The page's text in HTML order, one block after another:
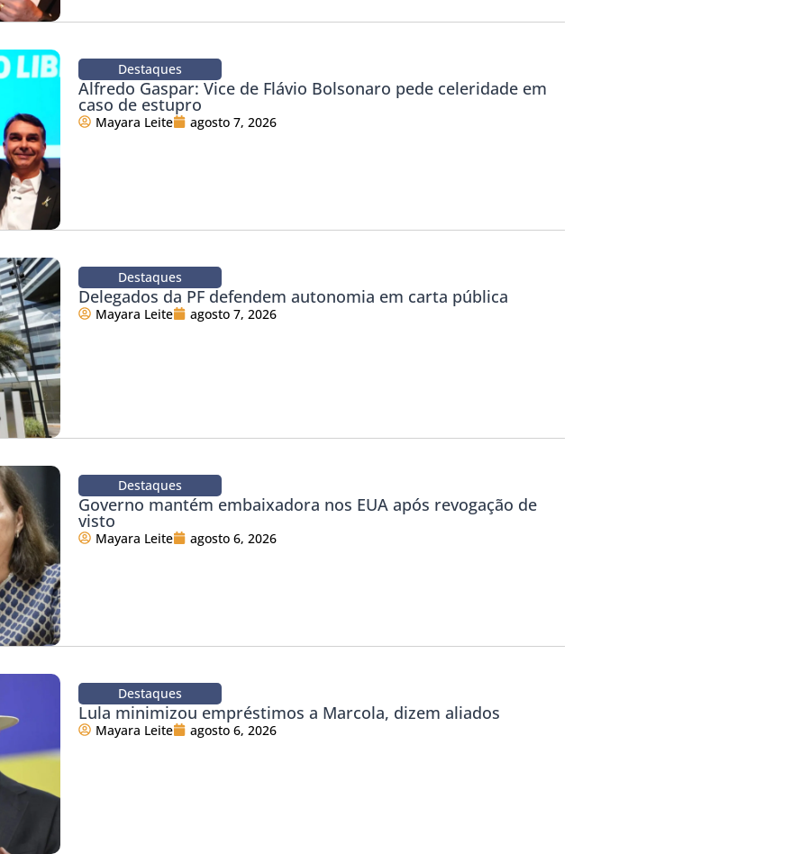
Destaques
Alfredo Gaspar: Vice de Flávio Bolsonaro pede celeridade em
caso de estupro
Mayara Leite agosto 7, 2026
Destaques
Delegados da PF defendem autonomia em carta pública
Mayara Leite agosto 7, 2026
Destaques
Governo mantém embaixadora nos EUA após revogação de
visto
Mayara Leite agosto 6, 2026
Destaques
Lula minimizou empréstimos a Marcola, dizem aliados
Mayara Leite agosto 6, 2026